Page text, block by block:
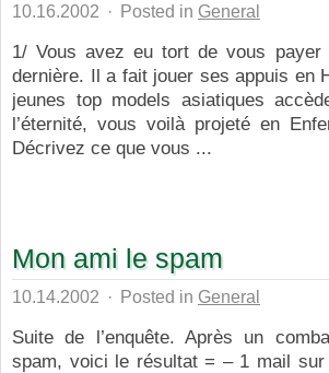
10.16.2002 · Posted in General
1/ Vous avez eu tort de vous
dernière. Il a fait jouer ses appuis en
jeunes top models asiatiques
l’éternité, vous voilà projeté en
Décrivez ce que vous ...
Mon ami le spam
10.14.2002 · Posted in General
Suite de l’enquête. Après un
spam, voici le résultat = – 1 mail